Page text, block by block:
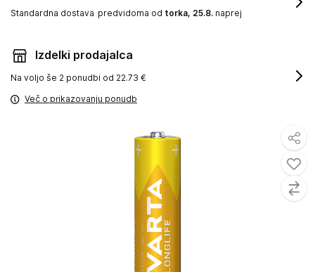
Standardna dostava predvidoma od torka, 25.8. naprej
Izdelki prodajalca
Na voljo še 2 ponudbi od 22.73 €
Več o prikazovanju ponudb